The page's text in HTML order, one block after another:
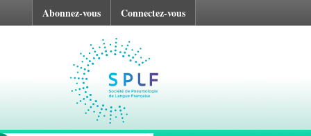
Abonnez-vous Connectez-vous